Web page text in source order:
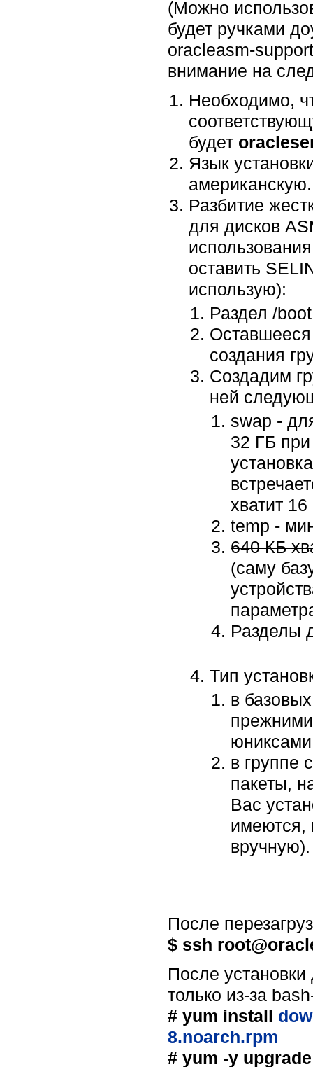
(Можно
будет ручками
oracleasm-
внимание на
Необходимо,
будет
Язык
американскую.
Разбитие
для дисков
оставить
использую):
Раздел /
Оставшееся
создания
Создадим
ней
swap -
32 ГБ
хватит
temp -
640 КБ
(саму
Разделы
Тип
в
прежними
в группе
пакеты,
Вас
имеются,
вручную).
После
$ ssh
После
только из-за
# yum install
8.noarch.rpm
# yum -y upgrade